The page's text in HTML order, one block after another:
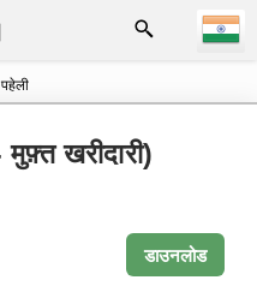
पहेली
खरीदारी)
डाउनलोड